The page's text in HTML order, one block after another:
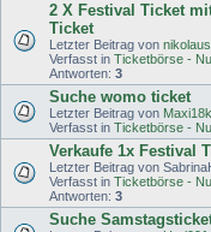
2 X Festival Ticket
Ticket
Letzter Beitrag von
Verfasst in Ticketbörse -
Antworten: 3
Suche womo ticket
Letzter Beitrag von
Verfasst in Ticketbörse -
Verkaufe 1x Festival
Letzter Beitrag von
Verfasst in Ticketbörse -
Antworten: 3
Suche